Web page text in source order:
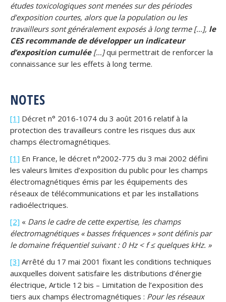
études toxicologiques sont menées sur des périodes
d’exposition courtes, alors que la population ou les
travailleurs sont généralement exposés à long terme […], le
CES recommande de développer un indicateur
d’exposition cumulée[…]qui permettrait de renforcer la
connaissance sur les effets à long terme.
NOTES
[1] Décret n° 2016-1074 du 3 août 2016 relatif à la
protection des travailleurs contre les risques dus aux
champs électromagnétiques.
[1] En France, le décret n°2002-775 du 3 mai 2002 défini
les valeurs limites d’exposition du public pour les champs
électromagnétiques émis par les équipements des
réseaux de télécommunications et par les installations
radioélectriques.
[2] « Dans le cadre de cette expertise, les champs
électromagnétiques « basses fréquences » sont définis par
le domaine fréquentiel suivant : 0 Hz < f ≤ quelques kHz. »
[3] Arrêté du 17 mai 2001 fixant les conditions techniques
auxquelles doivent satisfaire les distributions d’énergie
électrique, Article 12 bis – Limitation de l’exposition des
tiers aux champs électromagnétiques : Pour les réseaux